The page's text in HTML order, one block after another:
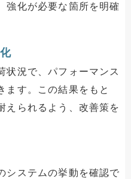
強化が必要な箇所を明確
状況で、パフォーマンス
ます。この結果をもと
えられるよう、改善策を
システムの挙動を確認で